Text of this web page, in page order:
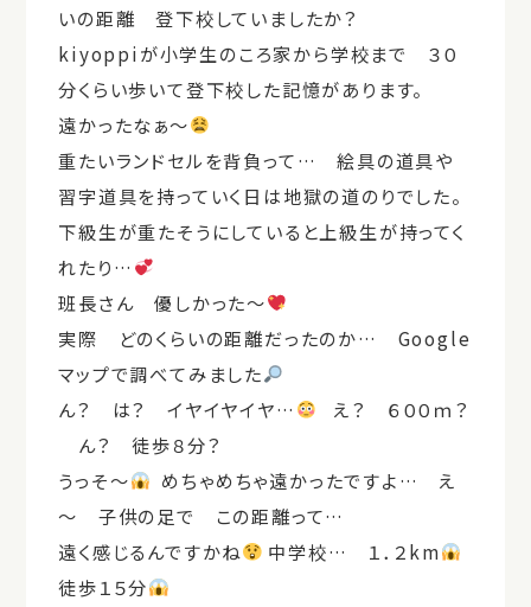
いの距離 登下校していましたか？
kiyoppiが小学生のころ家から学校まで ３０
分くらい歩いて登下校した記憶があります。
遠かったなぁ～
重たいランドセルを背負って… 絵具の道具や
習字道具を持っていく日は地獄の道のりでした。
下級生が重たそうにしていると上級生が持ってく
れたり…
班長さん 優しかった～
実際 どのくらいの距離だったのか… Google
マップで調べてみました
ん？ は？ イヤイヤイヤ…
え？ ６００ｍ？
ん？ 徒歩８分？
うっそ～
めちゃめちゃ遠かったですよ… え
～ 子供の足で この距離って…
遠く感じるんですかね
中学校… １．２km
徒歩１５分